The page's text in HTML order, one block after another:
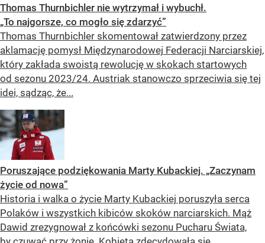
Thomas Thurnbichler nie wytrzymał i wybuchł.
„To najgorsze, co mogło się zdarzyć”
Thomas Thurnbichler skomentował zatwierdzony przez
aklamację pomysł Międzynarodowej Federacji Narciarskiej,
który zakłada swoistą rewolucję w skokach startowych
od sezonu 2023/24. Austriak stanowczo sprzeciwia się tej
idei, sądząc, że...
Poruszające podziękowania Marty Kubackiej. „Zaczynam
życie od nowa”
Historia i walka o życie Marty Kubackiej poruszyła serca
Polaków i wszystkich kibiców skoków narciarskich. Mąż
Dawid zrezygnował z końcówki sezonu Pucharu Świata,